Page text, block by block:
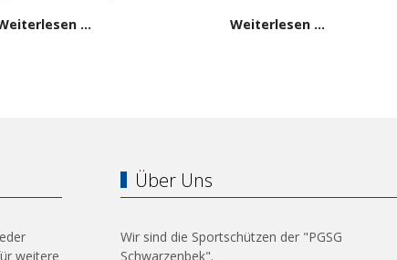
…
Weiterlesen …
weitere
Über Uns
Wir sind die Sportschützen der "PGSG
Schwarzenbek".